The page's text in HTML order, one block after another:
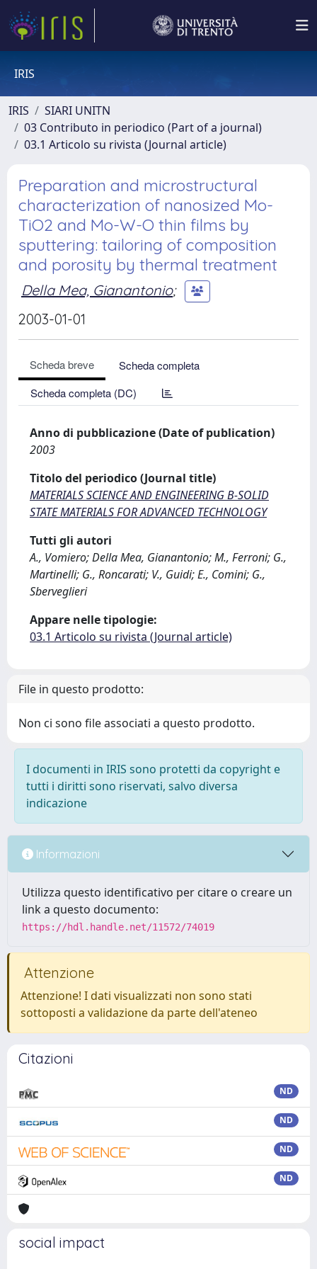
IRIS
IRIS
SIARI UNITN
03 Contributo in periodico (Part of a journal)
03.1 Articolo su rivista (Journal article)
Preparation and microstructural
characterization of nanosized Mo-
TiO2 and Mo-W-O thin films by
sputtering: tailoring of composition
and porosity by thermal treatment
Della Mea, Gianantonio;
2003-01-01
Scheda breve
Scheda completa
Scheda completa (DC)
Anno di pubblicazione (Date of publication)
2003
Titolo del periodico (Journal title)
MATERIALS SCIENCE AND ENGINEERING B-SOLID
STATE MATERIALS FOR ADVANCED TECHNOLOGY
Tutti gli autori
A., Vomiero; Della Mea, Gianantonio; M., Ferroni; G.,
Martinelli; G., Roncarati; V., Guidi; E., Comini; G.,
Sberveglieri
Appare nelle tipologie:
03.1 Articolo su rivista (Journal article)
File in questo prodotto:
Non ci sono file associati a questo prodotto.
I documenti in IRIS sono protetti da copyright e
tutti i diritti sono riservati, salvo diversa
indicazione
Informazioni
Utilizza questo identificativo per citare o creare un
link a questo documento:
https://hdl.handle.net/11572/74019
Attenzione
Attenzione! I dati visualizzati non sono stati
sottoposti a validazione da parte dell'ateneo
Citazioni
ND
ND
ND
ND
social impact